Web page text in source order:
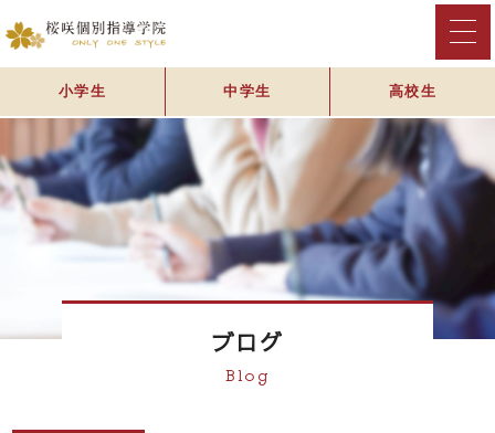
小学生 中学生 高校生
ブログ
Blog